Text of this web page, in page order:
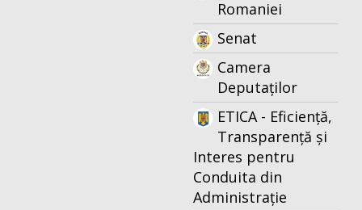
Romaniei
Senat
Camera
Deputaților
ETICA - Eficiență,
Transparență și
Interes pentru
Conduita din
Administrație